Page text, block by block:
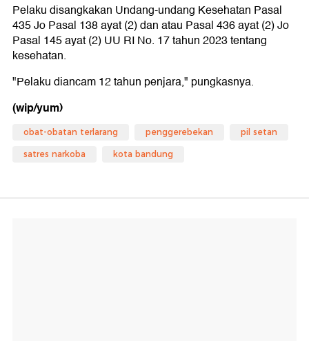
Pelaku disangkakan Undang-undang Kesehatan Pasal
435 Jo Pasal 138 ayat (2) dan atau Pasal 436 ayat (2) Jo
Pasal 145 ayat (2) UU RI No. 17 tahun 2023 tentang
kesehatan.
"Pelaku diancam 12 tahun penjara," pungkasnya.
(wip/yum)
obat-obatan terlarang penggerebekan pil setan
satres narkoba kota bandung